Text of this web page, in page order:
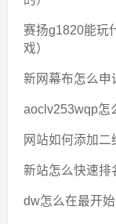
赛扬g1820能玩
戏）
新网幕布怎么申
aoclv253wqp怎
网站如何添加二
新站怎么快速排
dw怎么在最开